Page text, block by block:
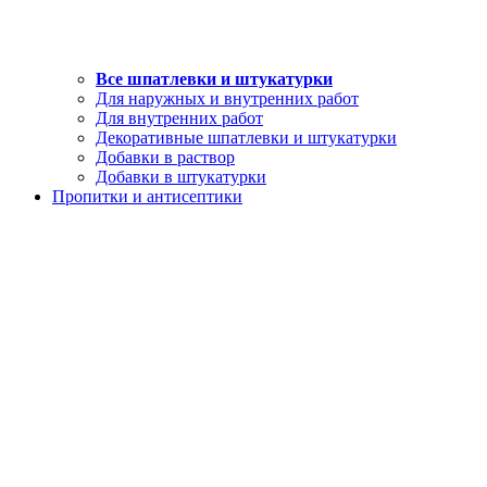
Все шпатлевки и штукатурки
Для наружных и внутренних работ
Для внутренних работ
Декоративные шпатлевки и штукатурки
Добавки в раствор
Добавки в штукатурки
Пропитки и антисептики